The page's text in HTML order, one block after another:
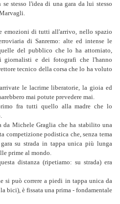
stesso l'idea di una gara da lui stesso
emozioni di tutti all'arrivo, nello spazio
di Sanremo: alte ed intense le
del pubblico che lo ha attorniato,
giornalisti e dei fotografi che l'hanno
tecnico della corsa che lo ha voluto
le lacrime liberatorie, la gioia ed
mai potute prevedere mai.
fra tutti quello alla madre che lo
da Michele Graglia che ha stabilito una
competizione podistica che, senza tema
su strada in tappa unica più lunga
prime al mondo.
distanza (ripetiamo: su strada) era
si può correre a piedi in tappa unica da
bici), è fissata una prima - fondamentale